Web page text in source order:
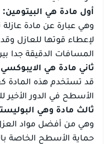
أول مادة هي البيتومين:
وهي عبارة عن مادة
لإعطاء قوتها للعازل
المسافات الدقيقة جدا
ثاني مادة هي
قد تستخدم هذه
الأسطح في الدور الأخير
ثالث مادة وهي
وهي من أفضل مواد
حماية الأسطح الخاصة